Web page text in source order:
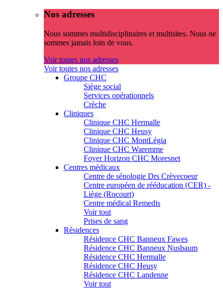
Nos adresses
Nous sommes multidisciplinaires et multisites. Nous ne
sommes jamais loin de vous.
Voir toutes nos adresses
Voir toutes nos adresses
Groupe CHC
Siège social
Services opérationnels
Crèche
Cliniques
Clinique CHC Hermalle
Clinique CHC Heusy
Clinique CHC MontLégia
Clinique CHC Waremme
Foyer Horizon CHC Moresnet
Centres médicaux
Centre de sénologie Drs Crèvecoeur
Centre européen de rééducation (CER) -
Liège (Rocourt)
Centre médical Remedis
Voir tout
Prises de sang
Résidences
Résidence CHC Banneux Fawes
Résidence CHC Banneux Nusbaum
Résidence CHC Hermalle
Résidence CHC Heusy
Résidence CHC Landenne
Voir tout